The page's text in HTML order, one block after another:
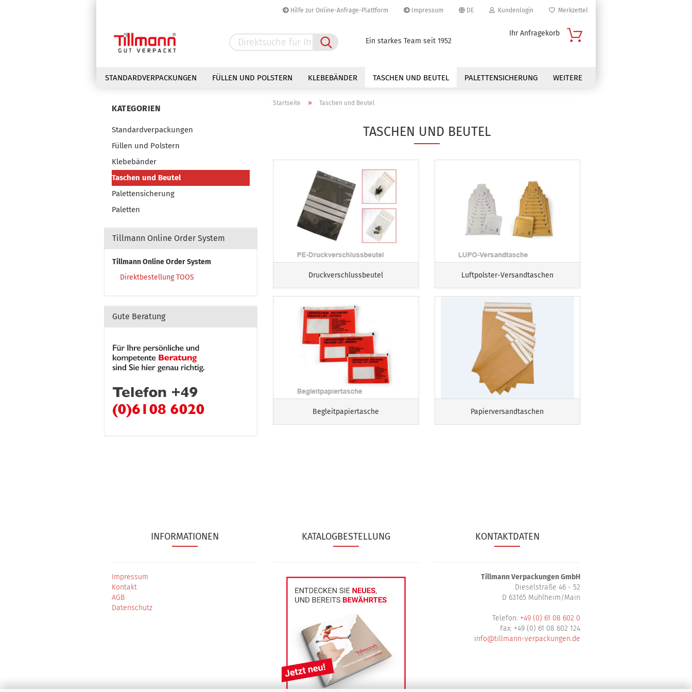
Hilfe zur Online-Anfrage-Plattform Impressum DE
Sprache auswählen
Lieferland
Kundenlogin
Passwort vergessen?
Merkzettel
Ein starkes Team seit 1952
Ihr Anfragekorb
STANDARDVERPACKUNGEN FÜLLEN UND POLSTERN KLEBEBÄNDER TASCHEN UND BEUTEL PALETTENSICHERUNG WEITERE
Startseite » Taschen und Beutel
TASCHEN UND BEUTEL
Druckverschlussbeutel Luftpolster-Versandtaschen
Begleitpapiertasche Papierversandtaschen
KATEGORIEN
Standardverpackungen
Füllen und Polstern
Klebebänder
Taschen und Beutel
Palettensicherung
Paletten
Tillmann Online Order System
Tillmann Online Order System
Direktbestellung TOOS
Gute Beratung
INFORMATIONEN
Impressum
Kontakt
AGB
Datenschutz
KATALOGBESTELLUNG KONTAKTDATEN
Tillmann Verpackungen GmbH
Dieselstraße 46 - 52
D 63165 Mühlheim/Main
Telefon: +49 (0) 61 08 602 0
Fax: +49 (0) 61 08 602 124
info@tillmann-verpackungen.de